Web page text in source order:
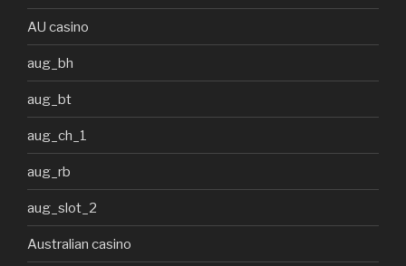
AU casino
aug_bh
aug_bt
aug_ch_1
aug_rb
aug_slot_2
Australian casino